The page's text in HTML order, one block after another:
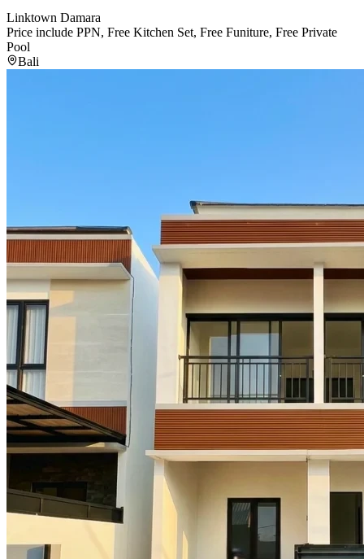
Linktown Damara
Price include PPN, Free Kitchen Set, Free Funiture, Free Private
Pool
Bali